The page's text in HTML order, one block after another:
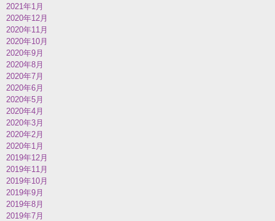
2021年1月
2020年12月
2020年11月
2020年10月
2020年9月
2020年8月
2020年7月
2020年6月
2020年5月
2020年4月
2020年3月
2020年2月
2020年1月
2019年12月
2019年11月
2019年10月
2019年9月
2019年8月
2019年7月